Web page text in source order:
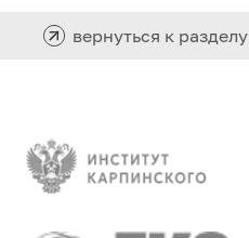
вернуться к разделу